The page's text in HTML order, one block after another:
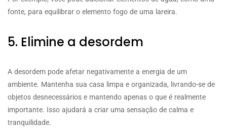
fonte, para equilibrar o elemento fogo de uma lareira.
5. Elimine a desordem
A desordem pode afetar negativamente a energia de um
ambiente. Mantenha sua casa limpa e organizada, livrando-se de
objetos desnecessários e mantendo apenas o que é realmente
importante. Isso ajudará a criar uma sensação de calma e
tranquilidade.